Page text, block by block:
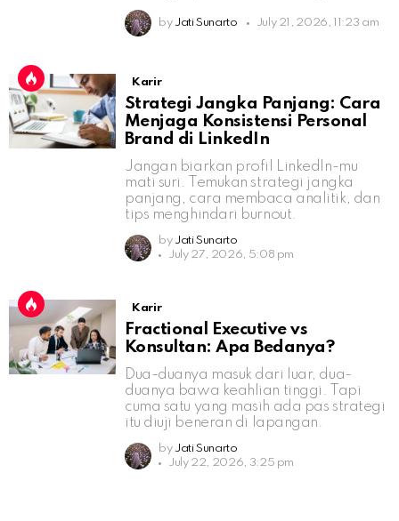
by Jati Sunarto July 21, 2026, 11:23 am
Karir
Strategi Jangka Panjang: Cara
Menjaga Konsistensi Personal
Brand di LinkedIn
Jangan biarkan profil LinkedIn-mu
mati suri. Temukan strategi jangka
panjang, cara membaca analitik, dan
tips menghindari burnout.
by Jati Sunarto
July 27, 2026, 5:08 pm
Karir
Fractional Executive vs
Konsultan: Apa Bedanya?
Dua-duanya masuk dari luar, dua-
duanya bawa keahlian tinggi. Tapi
cuma satu yang masih ada pas strategi
itu diuji beneran di lapangan.
by Jati Sunarto
July 22, 2026, 3:25 pm